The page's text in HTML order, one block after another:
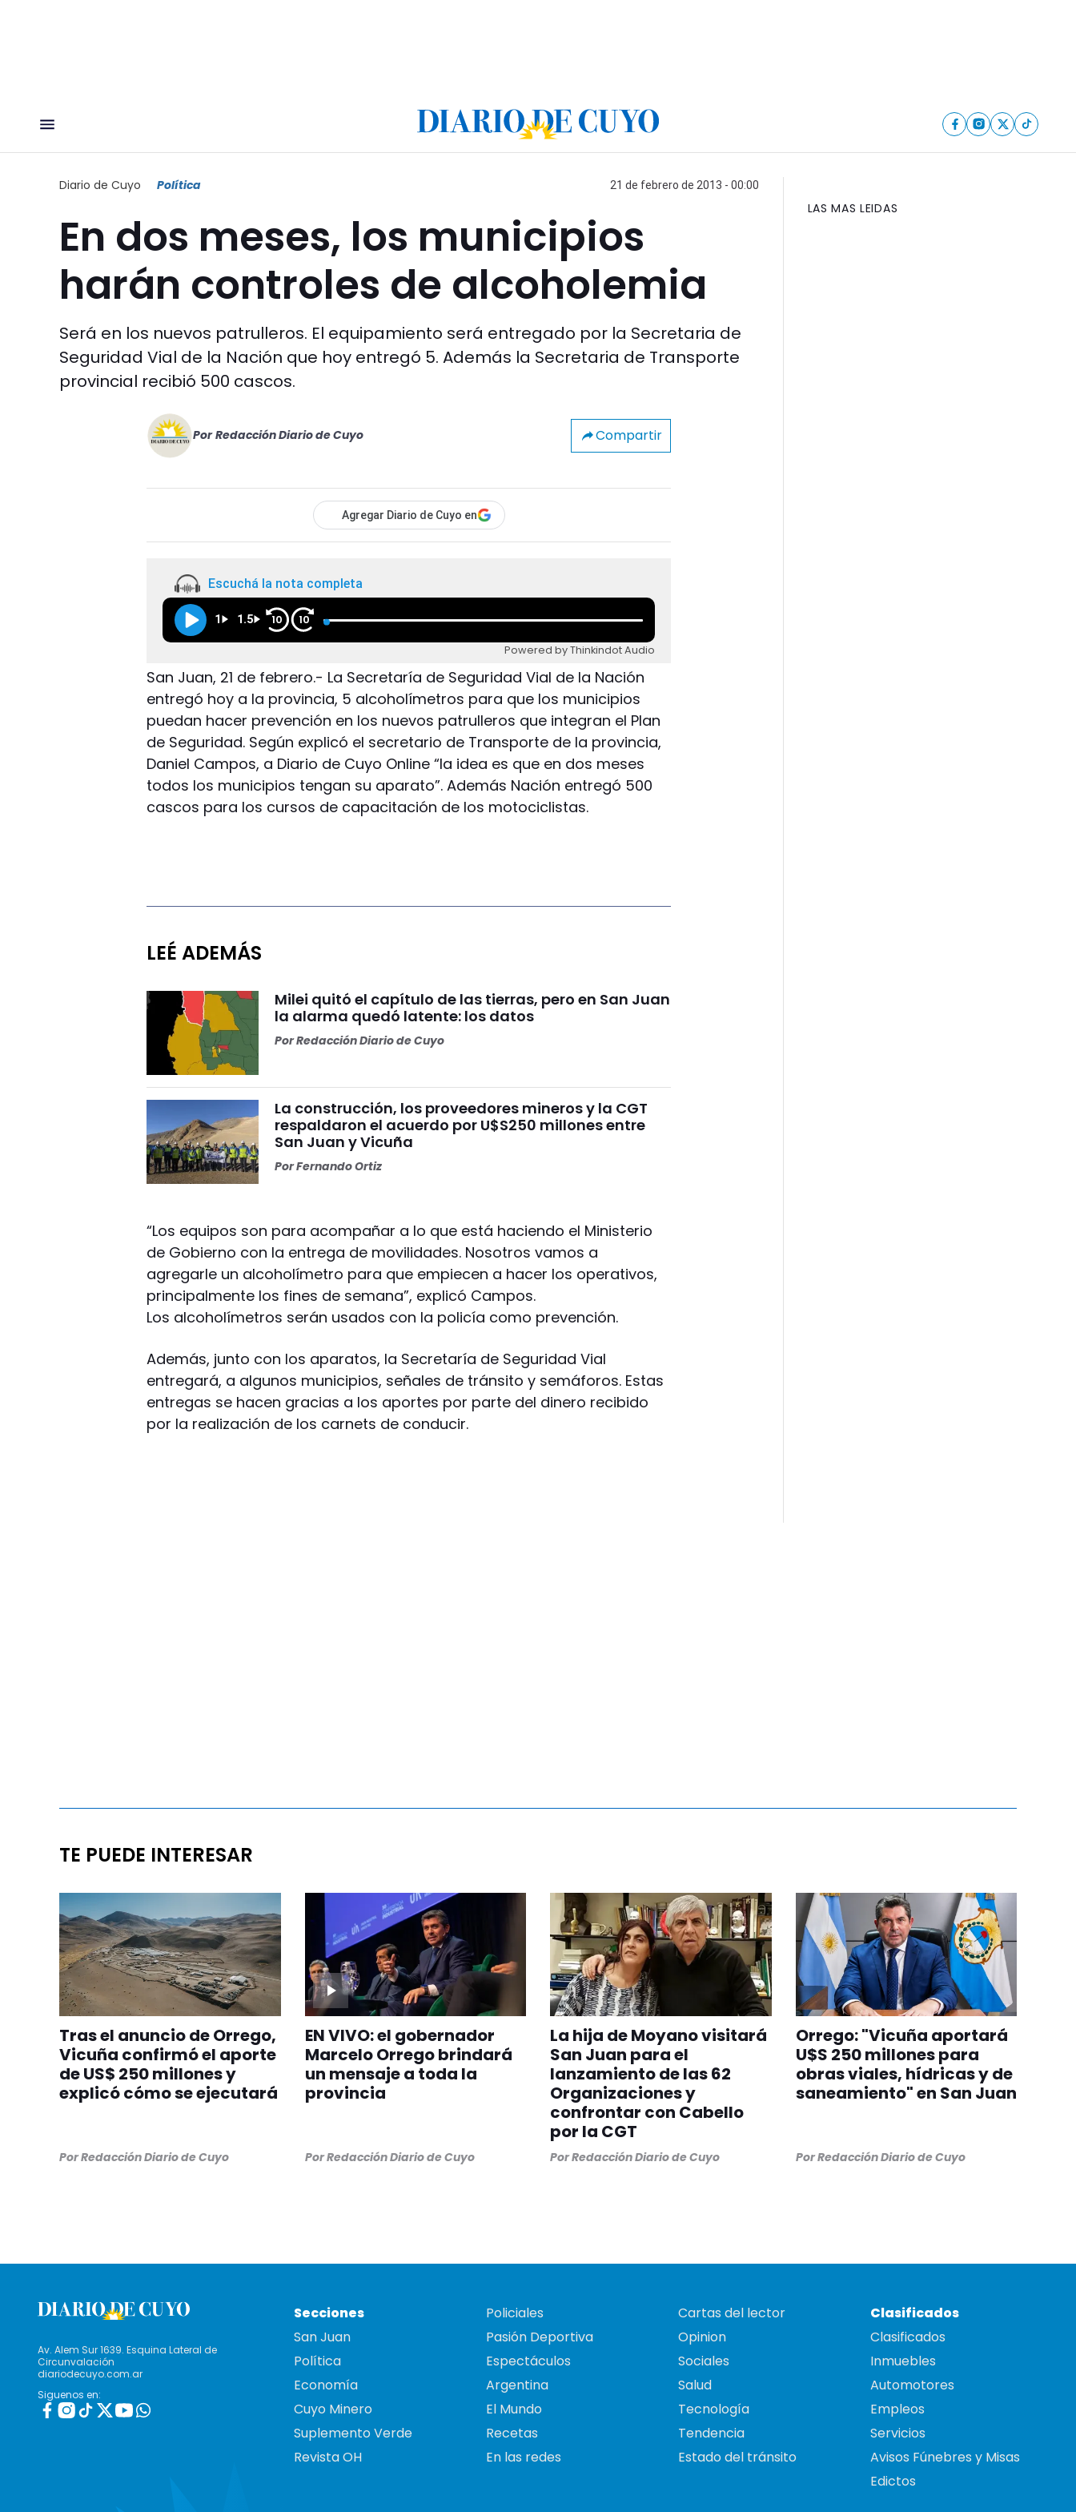
Diario de Cuyo Política 21 de febrero de 2013 - 00:00
En dos meses, los municipios
harán controles de alcoholemia
Será en los nuevos patrulleros. El equipamiento será entregado por la Secretaria de
Seguridad Vial de la Nación que hoy entregó 5. Además la Secretaria de Transporte
provincial recibió 500 cascos.
Por Redacción Diario de Cuyo Compartir
Agregar Diario de Cuyo en
Escuchá la nota completa
1 1.5 10 10
Powered by Thinkindot Audio
San Juan, 21 de febrero.- La Secretaría de Seguridad Vial de la Nación
entregó hoy a la provincia, 5 alcoholímetros para que los municipios
puedan hacer prevención en los nuevos patrulleros que integran el Plan
de Seguridad. Según explicó el secretario de Transporte de la provincia,
Daniel Campos, a Diario de Cuyo Online “la idea es que en dos meses
todos los municipios tengan su aparato”. Además Nación entregó 500
cascos para los cursos de capacitación de los motociclistas.
LEÉ ADEMÁS
Milei quitó el capítulo de las tierras, pero en San Juan
la alarma quedó latente: los datos
PorRedacción Diario de Cuyo
La construcción, los proveedores mineros y la CGT
respaldaron el acuerdo por U$S250 millones entre
San Juan y Vicuña
PorFernando Ortiz
“Los equipos son para acompañar a lo que está haciendo el Ministerio
de Gobierno con la entrega de movilidades. Nosotros vamos a
agregarle un alcoholímetro para que empiecen a hacer los operativos,
principalmente los fines de semana”, explicó Campos.
Los alcoholímetros serán usados con la policía como prevención.
Además, junto con los aparatos, la Secretaría de Seguridad Vial
entregará, a algunos municipios, señales de tránsito y semáforos. Estas
entregas se hacen gracias a los aportes por parte del dinero recibido
por la realización de los carnets de conducir.
LAS MAS LEIDAS
TE PUEDE INTERESAR
Tras el anuncio de Orrego,
Vicuña confirmó el aporte
de US$ 250 millones y
explicó cómo se ejecutará
PorRedacción Diario de Cuyo
EN VIVO: el gobernador
Marcelo Orrego brindará
un mensaje a toda la
provincia
PorRedacción Diario de Cuyo
La hija de Moyano visitará
San Juan para el
lanzamiento de las 62
Organizaciones y
confrontar con Cabello
por la CGT
PorRedacción Diario de Cuyo
Orrego: "Vicuña aportará
U$S 250 millones para
obras viales, hídricas y de
saneamiento" en San Juan
PorRedacción Diario de Cuyo
Av. Alem Sur 1639. Esquina Lateral de
Circunvalación
diariodecuyo.com.ar
Siguenos en:
Secciones
San Juan
Política
Economía
Cuyo Minero
Suplemento Verde
Revista OH
Policiales
Pasión Deportiva
Espectáculos
Argentina
El Mundo
Recetas
En las redes
Cartas del lector
Opinion
Sociales
Salud
Tecnología
Tendencia
Estado del tránsito
Clasificados
Clasificados
Inmuebles
Automotores
Empleos
Servicios
Avisos Fúnebres y Misas
Edictos